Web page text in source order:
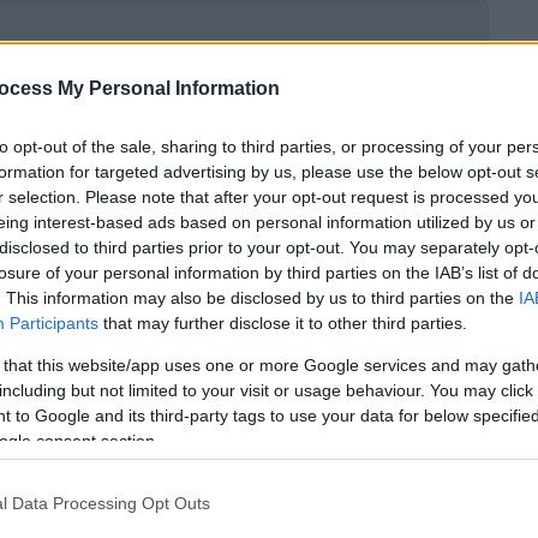
My Personal Information
opt-out of the sale, sharing to third parties, or processing of your
for targeted advertising by us, please use the below opt-out
selection. Please note that after your opt-out request is processed
interest-based ads based on personal information utilized by us
to third parties prior to your opt-out. You may separately
of your personal information by third parties on the IAB’s list of
This information may also be disclosed by us to third parties on the
Participants that may further disclose it to other third parties.
that this website/app uses one or more Google services and may
but not limited to your visit or usage behaviour. You may
to Google and its third-party tags to use your data for below
consent section.
Data Processing Opt Outs
σε 3 μέτωπα - Τι εξετάζεται
οριστεί στους δύο μήνες από τη λήξη
ή της παραταθείσας με
των δηλώσεων φόρου εισοδήματος
το«χρονικό παράθυρο»για τις δηλώσεις
η προθεσμία για τις αιτήσεις
τις 2 Οκτωβρίου.
όσοι ωφελούμενοι δεν έχουν υποβάλει
σημαίνει πως θα ξεκινήσουν να
που ισχύουν για τους υπόλοιπους